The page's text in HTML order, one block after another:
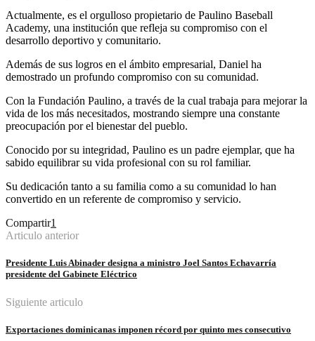
Actualmente, es el orgulloso propietario de Paulino Baseball
Academy, una institución que refleja su compromiso con el
desarrollo deportivo y comunitario.
Además de sus logros en el ámbito empresarial, Daniel ha
demostrado un profundo compromiso con su comunidad.
Con la Fundación Paulino, a través de la cual trabaja para mejorar la
vida de los más necesitados, mostrando siempre una constante
preocupación por el bienestar del pueblo.
Conocido por su integridad, Paulino es un padre ejemplar, que ha
sabido equilibrar su vida profesional con su rol familiar.
Su dedicación tanto a su familia como a su comunidad lo han
convertido en un referente de compromiso y servicio.
Compartir1
Articulo anterior
Presidente Luis Abinader designa a ministro Joel Santos Echavarría
presidente del Gabinete Eléctrico
Siguiente articulo
Exportaciones dominicanas imponen récord por quinto mes consecutivo